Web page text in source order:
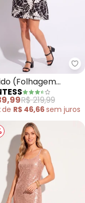
Listrado
(Folhagem
em Crepe Plano
R$ 219,99
de R$ 46,66sem juros